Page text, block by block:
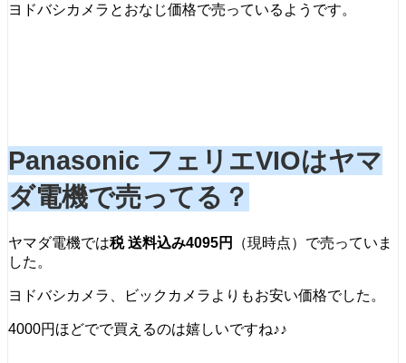
ヨドバシカメラとおなじ価格で売っているようです。
Panasonic フェリエVIOはヤマ
ダ電機で売ってる？
ヤマダ電機では税 送料込み4095円
（現時点）で売っていま
した。
ヨドバシカメラ、ビックカメラよりもお安い価格でした。
4000円ほどでで買えるのは嬉しいですね♪♪